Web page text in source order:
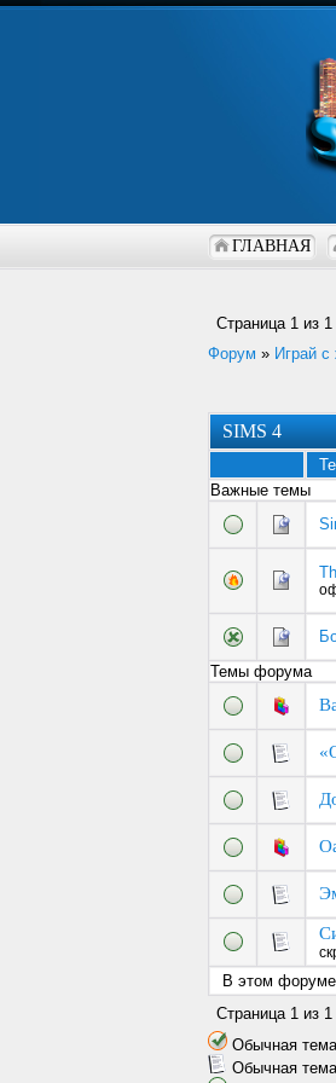
ГЛАВНАЯ
Страница 1 из 1
Форум » Играй
SIMS 4
Важные темы
Темы форума
В этом
Страница 1 из 1
Обычная
Обычная тема